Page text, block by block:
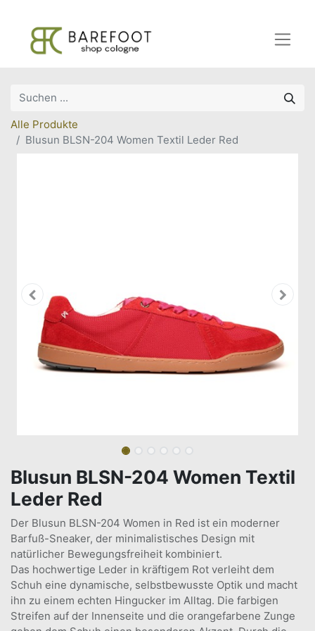
Alle Produkte
Blusun BLSN-204 Women Textil Leder Red
Blusun BLSN-204 Women Textil
Leder Red
Der Blusun BLSN-204 Women in Red ist ein moderner
Barfuß-Sneaker, der minimalistisches Design mit
natürlicher Bewegungsfreiheit kombiniert.
Das hochwertige Leder in kräftigem Rot verleiht dem
Schuh eine dynamische, selbstbewusste Optik und macht
ihn zu einem echten Hingucker im Alltag. Die farbigen
Streifen auf der Innenseite und die orangefarbene Zunge